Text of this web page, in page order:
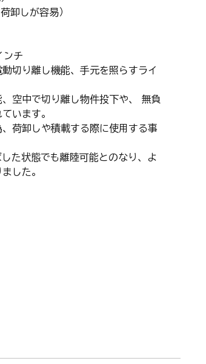
卸しが容易）
チ
切り離し機能、手元を照らすライ
空中で切り離し物件投下や、 無負
います。
荷卸しや積載する際に使用する事
た状態でも離陸可能とのなり、よ
した。